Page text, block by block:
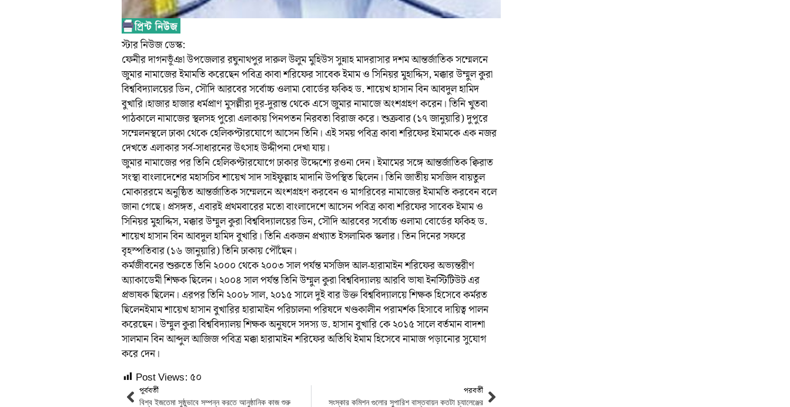
স্টার নিউজ ডেস্ক:
ফেনীর দাগনভূঁঞা উপজেলার রঘুনাথপুর দারুল উলুম মুহিউস সুন্নাহ মাদরাসার দশম আন্তর্জাতিক সম্মেলনে
জুমার নামাজের ইমামতি করেছেন পবিত্র কাবা শরিফের সাবেক ইমাম ও সিনিয়র মুহাদ্দিস, মক্কার উম্মুল কুরা
বিশ্ববিদ্যালয়ের ডিন, সৌদি আরবের সর্বোচ্চ ওলামা বোর্ডের ফকিহ ড. শায়েখ হাসান বিন আবদুল হামিদ
বুখারি।হাজার হাজার ধর্মপ্রাণ মুসল্লীরা দূর-দুরান্ত থেকে এসে জুমার নামাজে অংশগ্রহণ করেন। তিনি খুতবা
পাঠকালে নামাজের স্থলসহ পুরো এলাকায় পিনপতন নিরবতা বিরাজ করে। শুক্রবার (১৭ জানুয়ারি) দুপুরে
সম্মেলনস্থলে ঢাকা থেকে হেলিকপ্টারযোগে আসেন তিনি। এই সময় পবিত্র কাবা শরিফের ইমামকে এক নজর
দেখতে এলাকার সর্ব-সাধারনের উৎসাহ উদ্দীপনা দেখা যায়।
জুমার নামাজের পর তিনি হেলিকপ্টারযোগে ঢাকার উদ্দেশ্যে রওনা দেন। ইমামের সঙ্গে আন্তর্জাতিক ক্বিরাত
সংস্থা বাংলাদেশের মহাসচিব শায়েখ সাদ সাইফুল্লাহ মাদানি উপস্থিত ছিলেন। তিনি জাতীয় মসজিদ বায়তুল
মোকাররমে অনুষ্ঠিত আন্তর্জাতিক সম্মেলনে অংশগ্রহণ করবেন ও মাগরিবের নামাজের ইমামতি করবেন বলে
জানা গেছে। প্রসঙ্গত, এবারই প্রথমবারের মতো বাংলাদেশে আসেন পবিত্র কাবা শরিফের সাবেক ইমাম ও
সিনিয়র মুহাদ্দিস, মক্কার উম্মুল কুরা বিশ্ববিদ্যালয়ের ডিন, সৌদি আরবের সর্বোচ্চ ওলামা বোর্ডের ফকিহ ড.
শায়েখ হাসান বিন আবদুল হামিদ বুখারি। তিনি একজন প্রখ্যাত ইসলামিক স্কলার। তিন দিনের সফরে
বৃহস্পতিবার (১৬ জানুয়ারি) তিনি ঢাকায় পৌঁছেন।
কর্মজীবনের শুরুতে তিনি ২০০০ থেকে ২০০৩ সাল পর্যন্ত মসজিদ আল-হারামাইন শরিফের অভ্যন্তরীণ
অ্যাকাডেমী শিক্ষক ছিলেন। ২০০৪ সাল পর্যন্ত তিনি উম্মুল কুরা বিশ্ববিদ্যালয় আরবি ভাষা ইনস্টিটিউট এর
প্রভাষক ছিলেন। এরপর তিনি ২০০৮ সাল, ২০১৫ সালে দুই বার উক্ত বিশ্ববিদ্যালয়ে শিক্ষক হিসেবে কর্মরত
ছিলেনইমাম শায়েখ হাসান বুখারির হারামাইন পরিচালনা পরিষদে খণ্ডকালীন পরামর্শক হিসাবে দায়িত্ব পালন
করেছেন। উম্মুল কুরা বিশ্ববিদ্যালয় শিক্ষক অনুষদে সদস্য ড. হাসান বুখারি কে ২০১৫ সালে বর্তমান বাদশা
সালমান বিন আব্দুল আজিজ পবিত্র মক্কা হারামাইন শরিফের অতিথি ইমাম হিসেবে নামাজ পড়ানোর সুযোগ
করে দেন।
Post Views: ৫০
পূর্ববর্তী
বিশ্ব ইজতেমা সুষ্ঠুভাবে সম্পন্ন করতে আনুষ্ঠানিক কাজ শুরু
পরবর্তী
সংস্কার কমিশন গুলোর সুপারিশ বাস্তবায়ন কতটা চ্যালেঞ্জের